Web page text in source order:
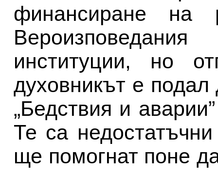
финансиране на
институции, но
духовникът е
„Бедствия и
Те са
ще помогнат поне